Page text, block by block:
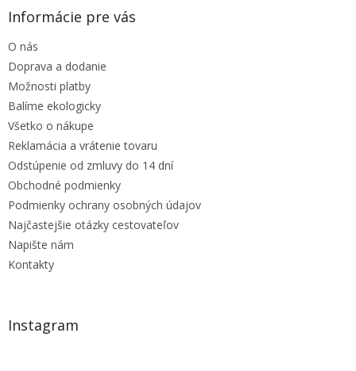
Informácie pre vás
O nás
Doprava a dodanie
Možnosti platby
Balíme ekologicky
Všetko o nákupe
Reklamácia a vrátenie tovaru
Odstúpenie od zmluvy do 14 dní
Obchodné podmienky
Podmienky ochrany osobných údajov
Najčastejšie otázky cestovateľov
Napište nám
Kontakty
Instagram